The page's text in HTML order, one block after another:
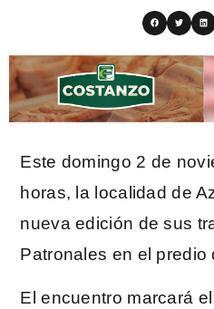
Este domingo 2 de
horas, la localidad de
nueva edición de sus
Patronales en el predio
El encuentro marcará